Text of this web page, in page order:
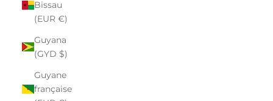
Bissau
(EUR €)
Guyana
(GYD $)
Guyane
française